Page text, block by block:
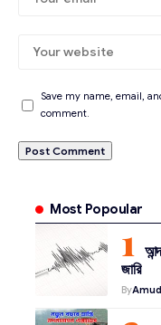
Save my name, email,
comment.
Most Popoular
জারি
By